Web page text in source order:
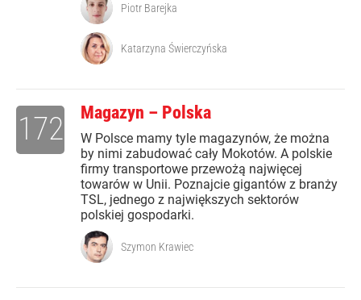
Piotr Barejka
Katarzyna Świerczyńska
Magazyn – Polska
W Polsce mamy tyle magazynów, że można
by nimi zabudować cały Mokotów. A polskie
firmy transportowe przewożą najwięcej
towarów w Unii. Poznajcie gigantów z branży
TSL, jednego z największych sektorów
polskiej gospodarki.
172
Szymon Krawiec